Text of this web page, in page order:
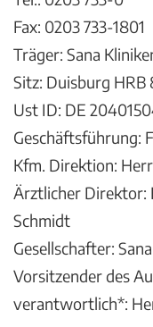
Fax: 0203 733-1801
Träger: Sana
Sitz: Duisburg HRB
Ust ID: DE
Geschäftsführung:
Kfm. Direktion:
Ärztlicher Direktor:
Schmidt
Gesellschafter:
Vorsitzender des
verantwortlich*: